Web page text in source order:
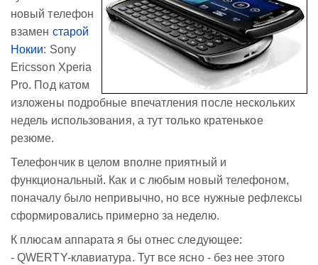
новый телефон
взамен старой
Нокии: Sony
Ericsson Xperia
Pro. Под катом
изложены подробные впечатления после нескольких
недель использования, а тут только кратенькое
резюме.
Телефончик в целом вполне приятный и
функциональный. Как и с любым новый телефоном,
поначалу было непривычно, но все нужные рефлексы
сформировались примерно за неделю.
К плюсам аппарата я бы отнес следующее:
- QWERTY-клавиатура. Тут все ясно - без нее этого